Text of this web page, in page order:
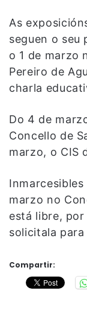
As
seguen o seu
o 1 de marzo
Pereiro de
charla
Do 4 de
Concello de
marzo, o CIS
marzo no
está libre,
solicitala
Compartir: